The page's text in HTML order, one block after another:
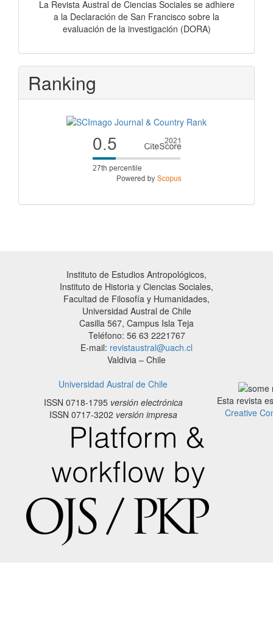
La Revista Austral de Ciencias Sociales se adhiere
a la Declaración de San Francisco sobre la
evaluación de la investigación (DORA)
Ranking
Instituto de Estudios Antropológicos,
Instituto de Historia y Ciencias Sociales,
Facultad de Filosofía y Humanidades,
Universidad Austral de Chile
Casilla 567, Campus Isla Teja
Teléfono: 56 63 2221767
E-mail: revistaustral@uach.cl
Valdivia – Chile
Universidad Austral de Chile
ISSN 0718-1795versión electrónica
ISSN 0717-3202 versión impresa
Esta revista
Creative